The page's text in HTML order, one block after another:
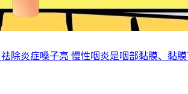
除炎症嗓子亮 慢性咽炎是咽部黏膜、黏